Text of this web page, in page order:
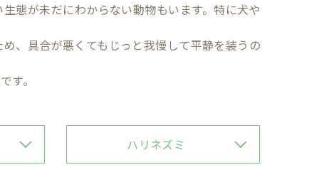
態が未だにわからない動物もいます。特に犬や
、具合が悪くてもじっと我慢して平静を装うの
す。
ハリネズミ